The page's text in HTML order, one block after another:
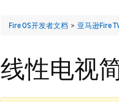
Fire OS开发者文档 > 亚马逊Fire
线性电视